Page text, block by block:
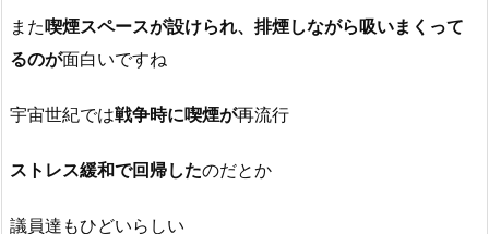
また喫煙スペースが設けられ、排煙しながら吸いまくって
るのが面白いですね
宇宙世紀では戦争時に喫煙が再流行
ストレス緩和で回帰したのだとか
議員達もひどいらしい